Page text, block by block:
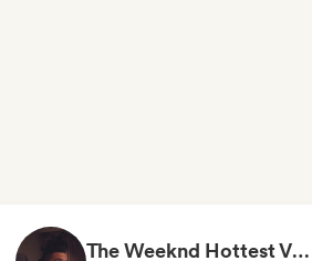
The Weeknd Hottest Vibes🥵🔥(pop, rock, rnb, hiphop, sexy, dark, sad, chill, melancholy, moody, vibe)